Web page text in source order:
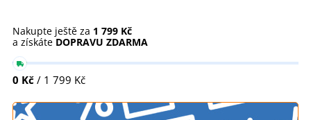
Nakupte ještě za 1 799 Kč
a získáte DOPRAVU ZDARMA
0 Kč / 1 799 Kč